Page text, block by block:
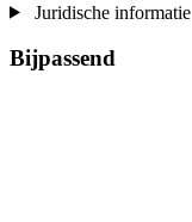
Juridische informatie
Bijpassend